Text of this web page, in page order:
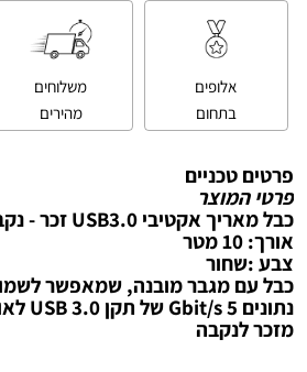
אלופים
בתחום
משלוחים
מהירים
פרטים טכניים
פרטי המוצר
כבל מאריך אקטיבי USB3.0 זכר - נקבה מוגבר, 10 מטר
אורך: 10 מטר
צבע :שחור
כבל עם מגבר מובנה, שמאפשר
נתונים 5 Gbit/s של תקן USB 3.0 לאורכים גדולים.
מזכר לנקבה